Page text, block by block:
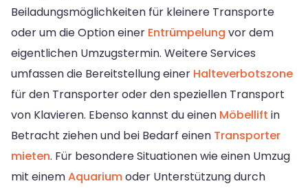
Beiladungsmöglichkeiten für kleinere Transporte
oder um die Option einer Entrümpelung vor dem
eigentlichen Umzugstermin. Weitere Services
umfassen die Bereitstellung einer Halteverbotszone
für den Transporter oder den speziellen Transport
von Klavieren. Ebenso kannst du einen Möbellift in
Betracht ziehen und bei Bedarf einen Transporter
mieten. Für besondere Situationen wie einen Umzug
mit einemAquariumoder Unterstützung durch